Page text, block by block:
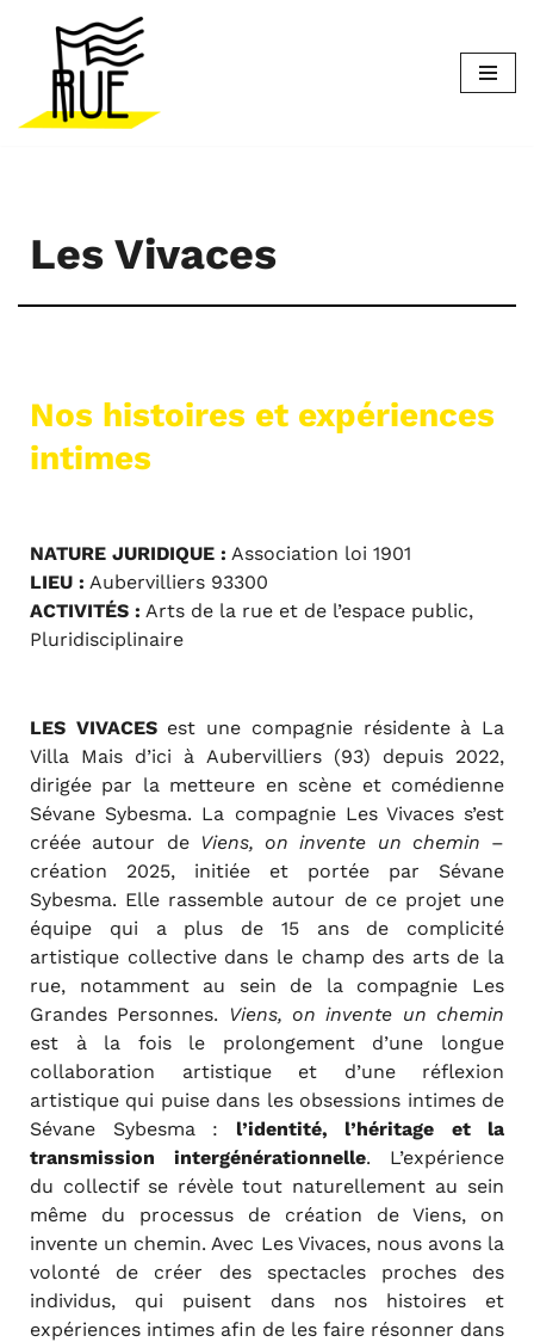
Aller
contenu
Les Vivaces
Nos histoires et expériences
intimes
NATURE JURIDIQUE : Association loi 1901
LIEU : Aubervilliers 93300
ACTIVITÉS : Arts de la rue et de l’espace public,
Pluridisciplinaire
LES VIVACESest une compagnie résidente à La
Villa Mais d’ici à Aubervilliers (93) depuis 2022,
dirigée par la metteure en scène et comédienne
Sévane Sybesma. La compagnie Les Vivaces s’est
créée autour de Viens, on invente un chemin –
création 2025, initiée et portée par Sévane
Sybesma. Elle rassemble autour de ce projet une
équipe qui a plus de 15 ans de complicité
artistique collective dans le champ des arts de la
rue, notamment au sein de la compagnie Les
Grandes Personnes.
Viens, on invente un chemin
est à la fois le prolongement d’une longue
collaboration artistique et d’une réflexion
artistique qui puise dans les obsessions intimes de
Sévane Sybesma : l’identité, l’héritage et la
transmission intergénérationnelle. L’expérience
du collectif se révèle tout naturellement au sein
même du processus de création de Viens, on
invente un chemin. Avec Les Vivaces, nous avons la
volonté de créer des spectacles proches des
individus, qui puisent dans nos histoires et
expériences intimes afin de les faire résonner dans